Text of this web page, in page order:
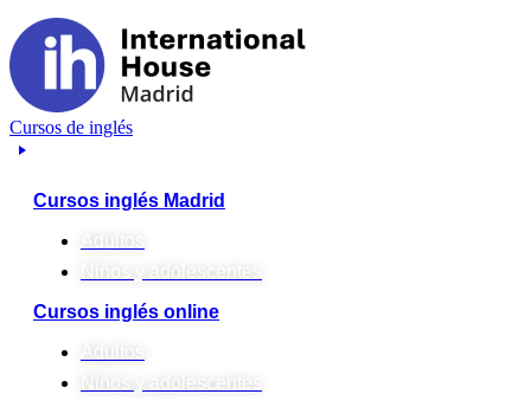
Cursos de inglés
Cursos inglés Madrid
Adultos
Niños y adolescentes
Cursos inglés online
Adultos
Niños y adolescentes